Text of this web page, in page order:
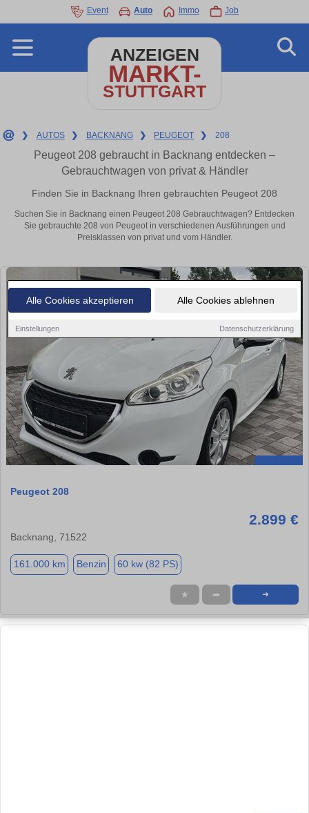
Alle Cookies akzeptieren Alle Cookies ablehnen
Einstellungen Datenschutzerklärung
Event Auto Immo Job
ANZEIGEN
MARKT-
STUTTGART
❯ AUTOS ❯ BACKNANG ❯ PEUGEOT ❯ 208
Peugeot 208 gebraucht in Backnang entdecken –
Gebrauchtwagen von privat & Händler
Finden Sie in Backnang Ihren gebrauchten Peugeot 208
Suchen Sie in Backnang einen Peugeot 208 Gebrauchtwagen? Entdecken
Sie gebrauchte 208 von Peugeot in verschiedenen Ausführungen und
Preisklassen von privat und vom Händler.
Peugeot 208
2.899 €
Backnang, 71522
161.000 km Benzin 60 kw (82 PS)
★ ➦ ➜